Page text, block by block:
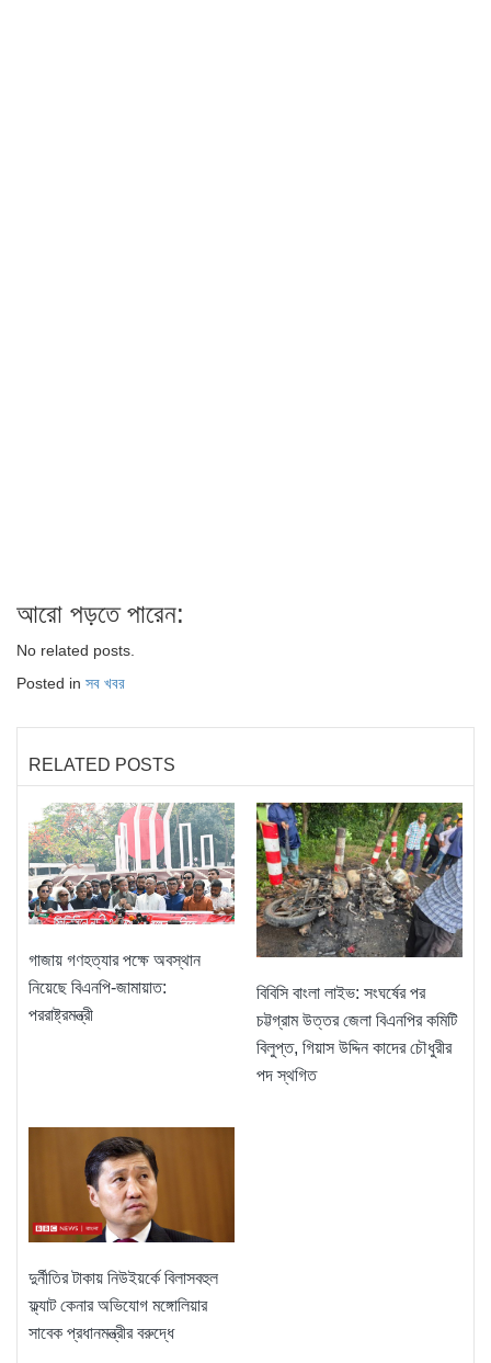
আরো পড়তে পারেন:
No related posts.
Posted in সব খবর
RELATED POSTS
গাজায় গণহত্যার পক্ষে অবস্থান
নিয়েছে বিএনপি-জামায়াত:
পররাষ্ট্রমন্ত্রী
বিবিসি বাংলা লাইভ: সংঘর্ষের পর
চট্টগ্রাম উত্তর জেলা বিএনপির কমিটি
বিলুপ্ত, গিয়াস উদ্দিন কাদের চৌধুরীর
পদ স্থগিত
দুর্নীতির টাকায় নিউইয়র্কে বিলাসবহুল
ফ্ল্যাট কেনার অভিযোগ মঙ্গোলিয়ার
সাবেক প্রধানমন্ত্রীর বরুদ্ধে